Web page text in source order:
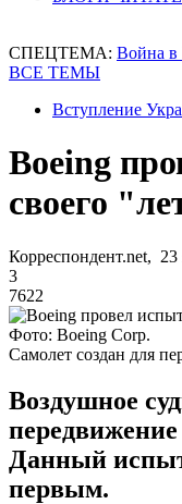
СПЕЦТЕМА: Война в
ВСЕ ТЕМЫ
Вступление
Boeing
своего
Корреспондент.net, 23
3
7622
Фото: Boeing Corp.
Самолет создан для
Воздушное
передвижение
Данный
первым.